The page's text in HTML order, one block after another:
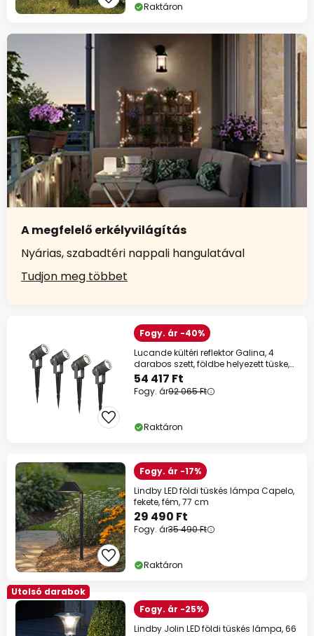
Raktáron
A megfelelő erkélyvilágítás
Nyárias, szabadtéri nappali hangulatával
Tudjon meg többet
Fogy. ár -40%
Lucande kültéri reflektor Galina, 4
darabos szett, földbe helyezett tüske,
dugó
54 417 Ft
Fogy. ár92 065 Ft
Raktáron
Fogy. ár -17%
Lindby LED földi tüskés lámpa Capelo,
fekete, fém, 77 cm
29 490 Ft
Fogy. ár35 490 Ft
Raktáron
Utolsó darabok
Fogy. ár -25%
Lindby Jolin LED földi tüskés lámpa, 66